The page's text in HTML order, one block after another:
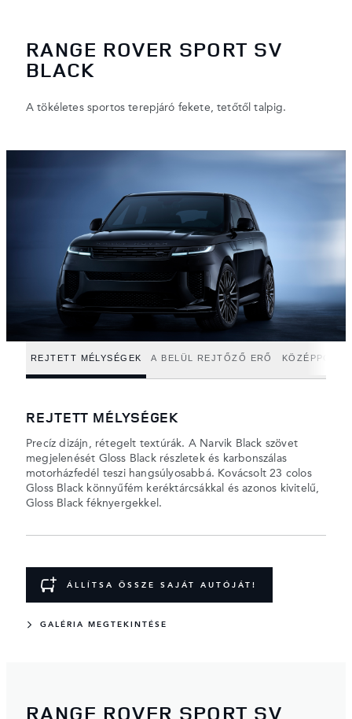
RANGE ROVER SPORT SV
BLACK
A tökéletes sportos terepjáró fekete, tetőtől talpig.
REJTETT MÉLYSÉGEK A BELÜL REJTŐZŐ ERŐ
REJTETT MÉLYSÉGEK
Precíz dizájn, rétegelt textúrák. A Narvik Black szövet
megjelenését Gloss Black részletek és karbonszálas
motorházfedél teszi hangsúlyosabbá. Kovácsolt 23 colos
Gloss Black könnyűfém keréktárcsákkal és azonos kivitelű,
Gloss Black féknyergekkel.
ÁLLÍTSA ÖSSZE SAJÁT AUTÓJÁT!
GALÉRIA MEGTEKINTÉSE
RANGE ROVER SPORT SV